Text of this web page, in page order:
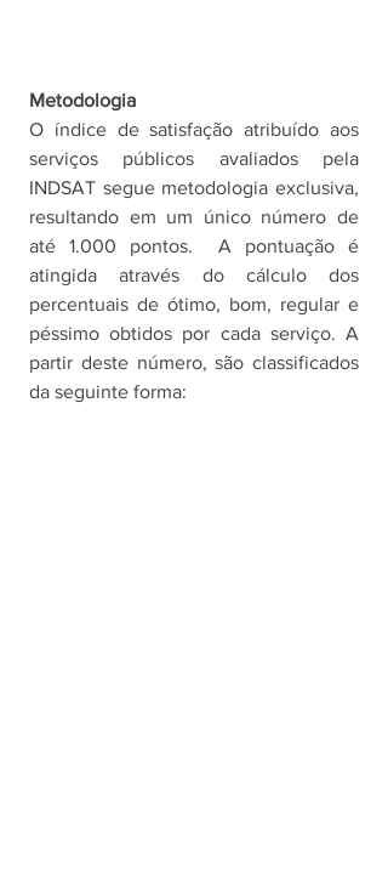
Metodologia
O índice de satisfação atribuído aos
serviços públicos avaliados pela
INDSAT segue metodologia exclusiva,
resultando em um único número de
até 1.000 pontos.  A pontuação é
atingida através do cálculo dos
percentuais de ótimo, bom, regular e
péssimo obtidos por cada serviço. A
partir deste número, são classificados
da seguinte forma: